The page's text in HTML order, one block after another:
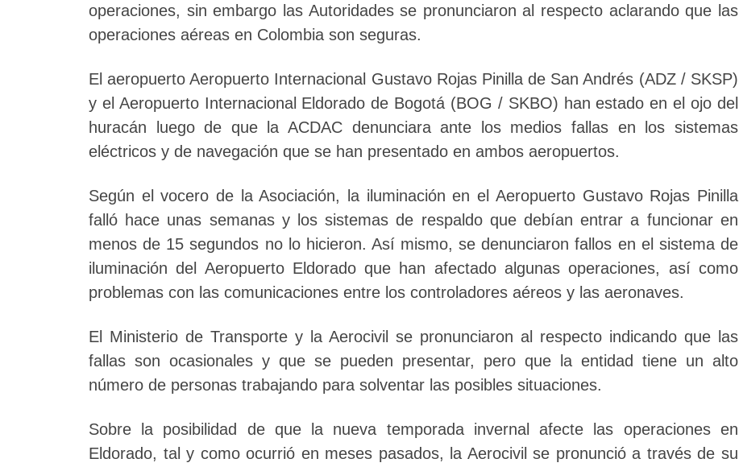
operaciones, sin embargo las Autoridades se pronunciaron al respecto aclarando que las
operaciones aéreas en Colombia son seguras.
El aeropuerto Aeropuerto Internacional Gustavo Rojas Pinilla de San Andrés (ADZ / SKSP)
y el Aeropuerto Internacional Eldorado de Bogotá (BOG / SKBO) han estado en el ojo del
huracán luego de que la ACDAC denunciara ante los medios fallas en los sistemas
eléctricos y de navegación que se han presentado en ambos aeropuertos.
Según el vocero de la Asociación, la iluminación en el Aeropuerto Gustavo Rojas Pinilla
falló hace unas semanas y los sistemas de respaldo que debían entrar a funcionar en
menos de 15 segundos no lo hicieron. Así mismo, se denunciaron fallos en el sistema de
iluminación del Aeropuerto Eldorado que han afectado algunas operaciones, así como
problemas con las comunicaciones entre los controladores aéreos y las aeronaves.
El Ministerio de Transporte y la Aerocivil se pronunciaron al respecto indicando que las
fallas son ocasionales y que se pueden presentar, pero que la entidad tiene un alto
número de personas trabajando para solventar las posibles situaciones.
Sobre la posibilidad de que la nueva temporada invernal afecte las operaciones en
Eldorado, tal y como ocurrió en meses pasados, la Aerocivil se pronunció a través de su